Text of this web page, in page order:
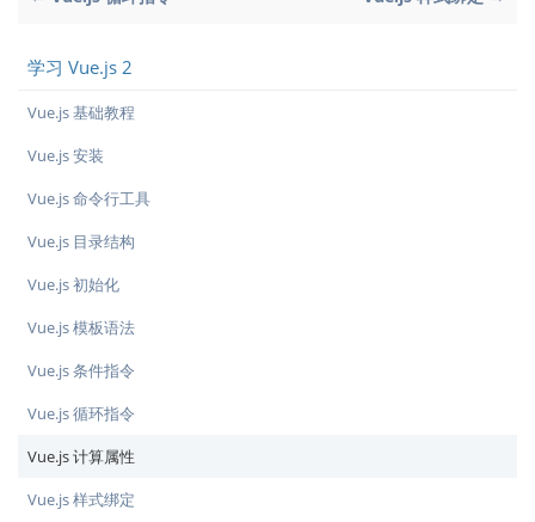
学习 Vue.js 2
Vue.js 基础教程
Vue.js 安装
Vue.js 命令行工具
Vue.js 目录结构
Vue.js 初始化
Vue.js 模板语法
Vue.js 条件指令
Vue.js 循环指令
Vue.js 计算属性
Vue.js 样式绑定